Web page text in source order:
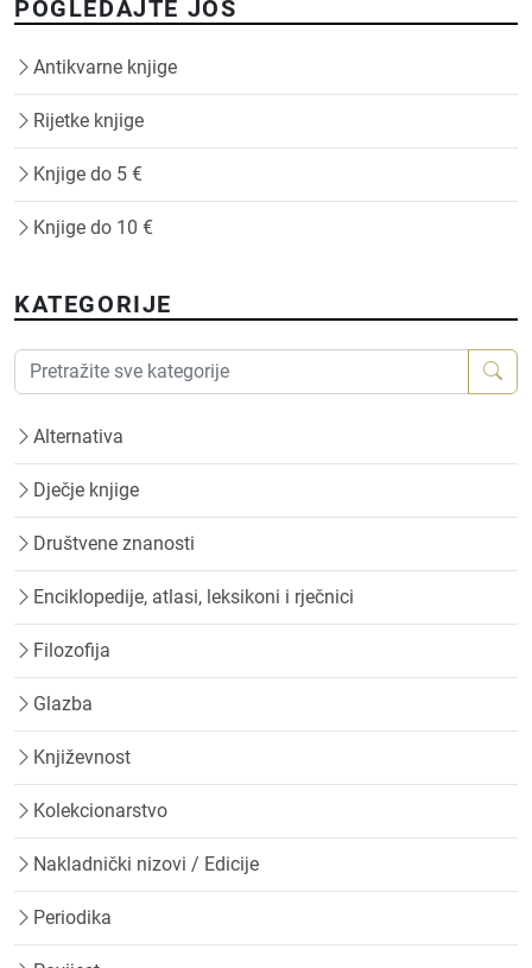
POGLEDAJTE JOŠ
Antikvarne knjige
Rijetke knjige
Knjige do 5 €
Knjige do 10 €
KATEGORIJE
Alternativa
Dječje knjige
Društvene znanosti
Enciklopedije, atlasi, leksikoni i rječnici
Filozofija
Glazba
Književnost
Kolekcionarstvo
Nakladnički nizovi / Edicije
Periodika